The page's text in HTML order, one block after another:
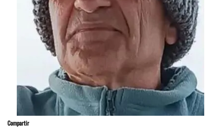
Compartir